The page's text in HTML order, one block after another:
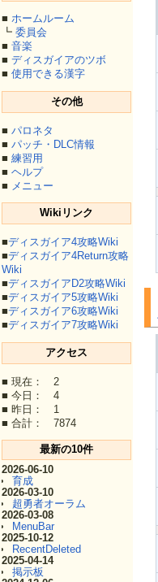
■ ホームルーム
┗ 委員会
■ 音楽
■ ディスガイアのツボ
■ 使用できる漢字
その他
■ パロネタ
■ パッチ・DLC情報
■ 練習用
■ ヘルプ
■ メニュー
Wikiリンク
■ディスガイア4攻略Wiki
■ディスガイア4Return攻略
Wiki
■ディスガイアD2攻略Wiki
■ディスガイア5攻略Wiki
■ディスガイア6攻略Wiki
■ディスガイア7攻略Wiki
アクセス
■ 現在： 2
■ 今日： 4
■ 昨日： 1
■ 合計： 7874
最新の10件
2026-06-10
育成
2026-03-10
超勇者オーラム
2026-03-08
MenuBar
2025-10-12
RecentDeleted
2025-04-14
掲示板